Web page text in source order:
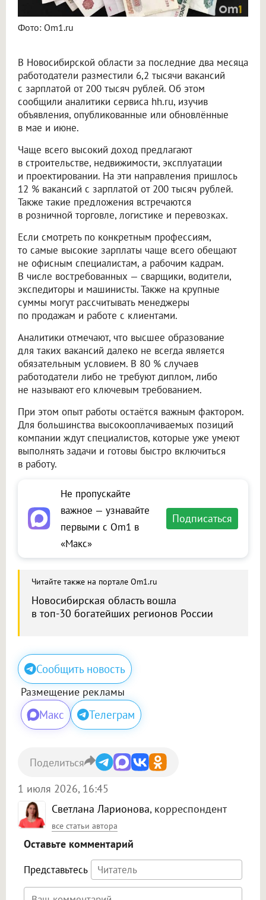
Фото: Om1.ru
В Новосибирской области за последние два месяца
работодатели разместили 6,2 тысячи вакансий
с зарплатой от 200 тысяч рублей. Об этом
сообщили аналитики сервиса hh.ru, изучив
объявления, опубликованные или обновлённые
в мае и июне.
Чаще всего высокий доход предлагают
в строительстве, недвижимости, эксплуатации
и проектировании. На эти направления пришлось
12 % вакансий с зарплатой от 200 тысяч рублей.
Также такие предложения встречаются
в розничной торговле, логистике и перевозках.
Если смотреть по конкретным профессиям,
то самые высокие зарплаты чаще всего обещают
не офисным специалистам, а рабочим кадрам.
В числе востребованных — сварщики, водители,
экспедиторы и машинисты. Также на крупные
суммы могут рассчитывать менеджеры
по продажам и работе с клиентами.
Аналитики отмечают, что высшее образование
для таких вакансий далеко не всегда является
обязательным условием. В 80 % случаев
работодатели либо не требуют диплом, либо
не называют его ключевым требованием.
При этом опыт работы остаётся важным фактором.
Для большинства высокооплачиваемых позиций
компании ждут специалистов, которые уже умеют
выполнять задачи и готовы быстро включиться
в работу.
Не пропускайте
важное — узнавайте
первыми с Om1 в
«Макс»
Подписаться
Читайте также на портале Om1.ru
Новосибирская область вошла
в топ-30 богатейших регионов России
Сообщить новость
Размещение рекламы
Макс Телеграм
Светлана Ларионова, корреспондент
все статьи автора
1 июля 2026, 16:45
Поделиться
Оставьте комментарий
Представьтесь